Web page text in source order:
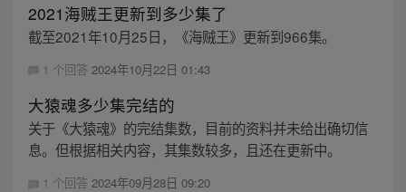
2021海贼王更新到多少集了
截至2021年10月25日，《海贼王》更新到966集。
1 个回答 2024年10月22日 01:43
大猿魂多少集完结的
关于《大猿魂》的完结集数，目前的资料并未给出确切信
息。但根据相关内容，其集数较多，且还在更新中。
1 个回答 2024年09月28日 09:20